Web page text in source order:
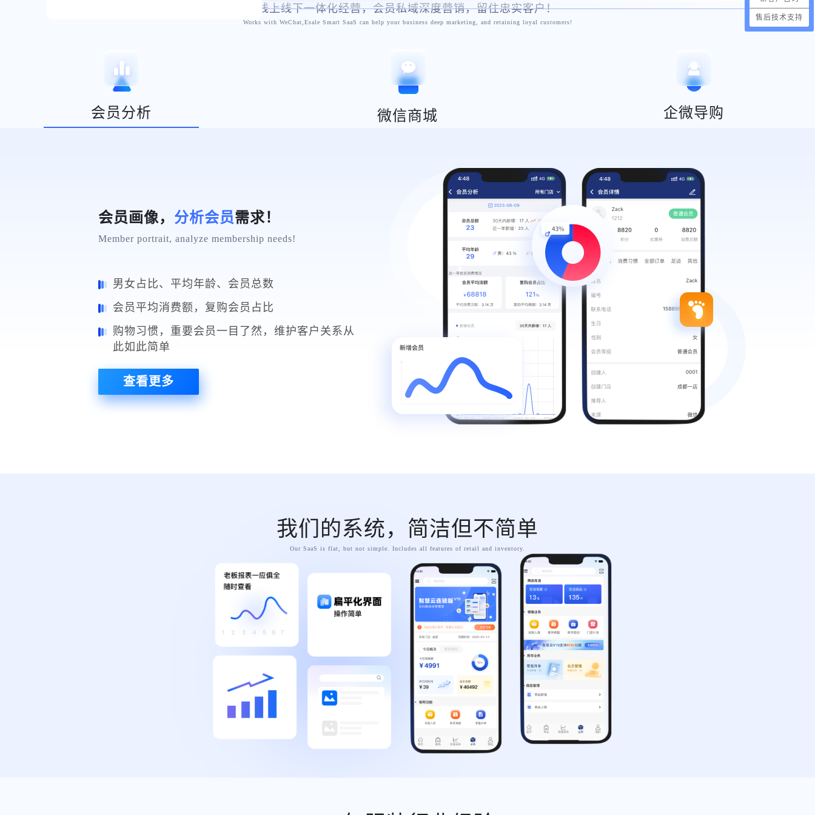
线上线下一体化经营，会员私域深度营销，留住忠实客户！
Works with WeChat,Esale Smart SaaS can help your business deep marketing, and retaining loyal customers!
会员分析 微信商城 企微导购
微信商城， 自定义模版随意设定商城！
WeChat Mall, custom template set the mall at will!
支持自定义商城模版
查看商品详情，尺码、分类、一目了然
类别多样
查看更多
我们的系统，简洁但不简单
Our SaaS is flat, but not simple. Includes all features of retail and inventory.
售后技术支持